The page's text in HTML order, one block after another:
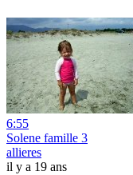
6:55
Solene famille 3
allieres
il y a 19 ans